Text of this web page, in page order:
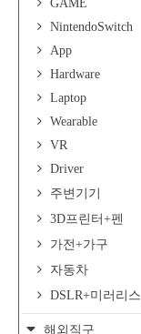
GAME
NintendoSwitch
App
Hardware
Laptop
Wearable
VR
Driver
주변기기
3D프린터+펜
가전+가구
자동차
DSLR+미러리스
해외직구